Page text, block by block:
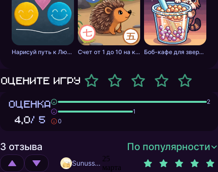
Нарисуй путь к Любви Счет от 1 до 10 на китайском Боб-кафе для зверей. Мастер бабл-чая.
Оцените игру
ОЦЕНКА
4,0/ 5
2
1
0
3 отзыва По популярности
Sunusstex
25
марта